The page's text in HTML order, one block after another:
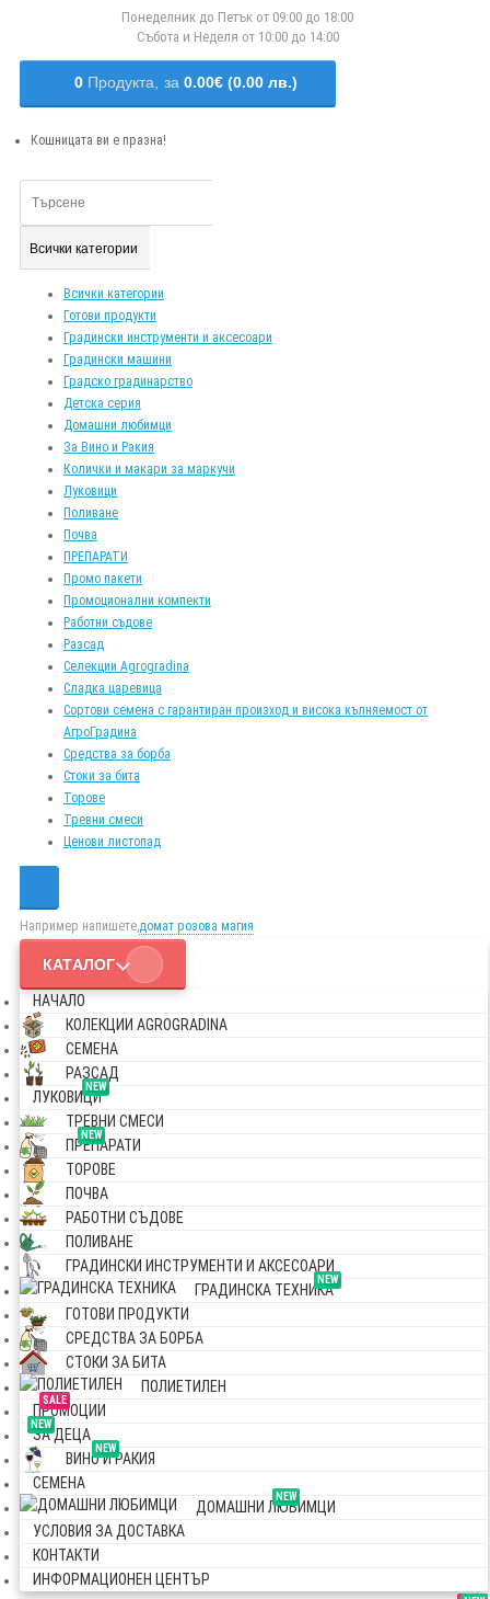
Понеделник до Петък от 09:00 до 18:00
Събота и Неделя от 10:00 до 14:00
0 Продукта, за 0.00€ (0.00 лв.)
Кошницата ви е празна!
Всички категории
Всички категории
Готови продукти
Градински инструменти и аксесоари
Градински машини
Градско градинарство
Детска серия
Домашни любимци
За Вино и Ракия
Колички и макари за маркучи
Луковици
Поливане
Почва
ПРЕПАРАТИ
Промо пакети
Промоционални компекти
Работни съдове
Разсад
Селекции Agrogradina
Сладка царевица
Сортови семена с гарантиран произход и висока кълняемост от
АгроГрадина
Средства за борба
Стоки за бита
Торове
Тревни смеси
Ценови листопад
Например напишете,домат розова магия
КАТАЛОГ
НАЧАЛО
КОЛЕКЦИИ AGROGRADINA
СЕМЕНА
РАЗСАД
NEW
ЛУКОВИЦИ
ТРЕВНИ СМЕСИ
NEW
ПРЕПАРАТИ
ТОРОВЕ
ПОЧВА
РАБОТНИ СЪДОВЕ
ПОЛИВАНЕ
ГРАДИНСКИ ИНСТРУМЕНТИ И АКСЕСОАРИ
NEW
ГРАДИНСКА ТЕХНИКА
ГОТОВИ ПРОДУКТИ
СРЕДСТВА ЗА БОРБА
СТОКИ ЗА БИТА
ПОЛИЕТИЛЕН
SALE
ПРОМОЦИИ
NEW
ЗА ДЕЦА
NEW
ВИНО И РАКИЯ
СЕМЕНА
NEW
ДОМАШНИ ЛЮБИМЦИ
УСЛОВИЯ ЗА ДОСТАВКА
КОНТАКТИ
ИНФОРМАЦИОНЕН ЦЕНТЪР